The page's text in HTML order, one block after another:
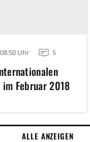
Uhr 5
Februar 2018
ALLE ANZEIGEN